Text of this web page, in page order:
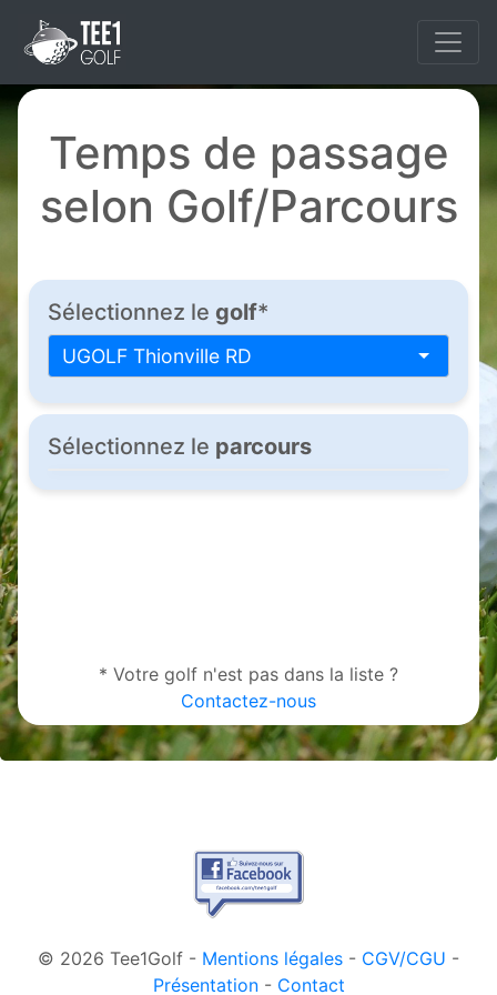
Temps de passage
selon Golf/Parcours
Sélectionnez le golf*
UGOLF Thionville RD
Sélectionnez le parcours
* Votre golf n'est pas dans la liste ?
Contactez-nous
© 2026 Tee1Golf - Mentions légales - CGV/CGU -
Présentation- Contact